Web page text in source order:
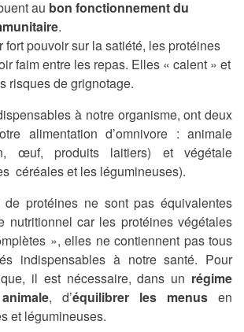
au bon fonctionnement du
.
fort pouvoir sur la satiété, les protéines
faim entre les repas. Elles « calent » et
risques de grignotage.
à notre organisme, ont deux
alimentation d’omnivore : animale
œuf, produits laitiers) et végétale
céréales et les légumineuses).
protéines ne sont pas équivalentes
nutritionnel car les protéines végétales
», elles ne contiennent pas tous
indispensables à notre santé. Pour
il est nécessaire, dans un régime
, d’équilibrer les menus en
et légumineuses.